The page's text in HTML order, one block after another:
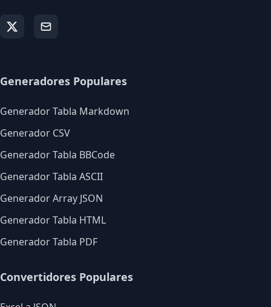
Generadores Populares
Generador Tabla Markdown
Generador CSV
Generador Tabla BBCode
Generador Tabla ASCII
Generador Array JSON
Generador Tabla HTML
Generador Tabla PDF
Convertidores Populares